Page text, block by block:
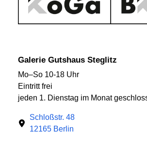
Galerie Gutshaus Steglitz
Mo–So 10-18 Uhr
Eintritt frei
jeden 1. Dienstag im Monat
Schloßstr. 48
12165 Berlin